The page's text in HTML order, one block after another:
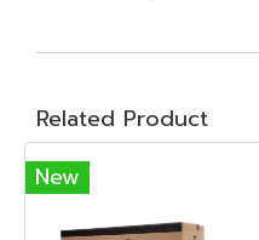
Related Product
New